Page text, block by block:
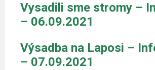
Vysadili sme stromy –
– 06.09.2021
Výsadba na Laposi –
– 07.09.2021